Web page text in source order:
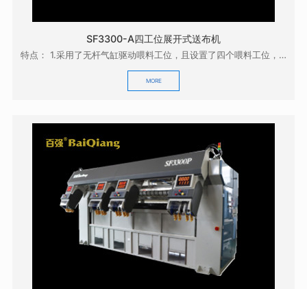
SF3300-A四工位展开式送布机
特点： 1.采用了无杆气缸驱动喂料工位，且设置了四个喂料工位，操作方便，效率高；0 2.采用...
MORE